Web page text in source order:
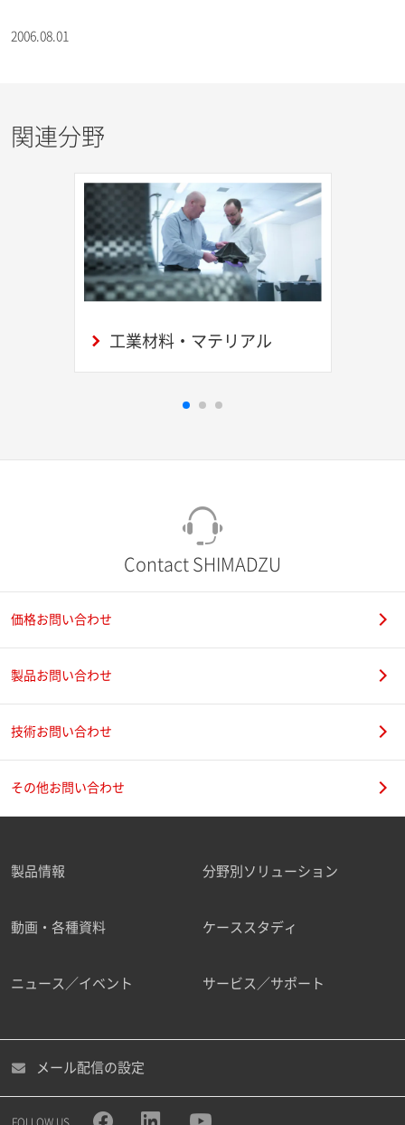
2006.08.01
関連分野
工業材料・マテリアル
Contact SHIMADZU
価格お問い合わせ
製品お問い合わせ
技術お問い合わせ
その他お問い合わせ
製品情報 分野別ソリューション
動画・各種資料 ケーススタディ
ニュース／イベント サービス／サポート
メール配信の設定
FOLLOW US